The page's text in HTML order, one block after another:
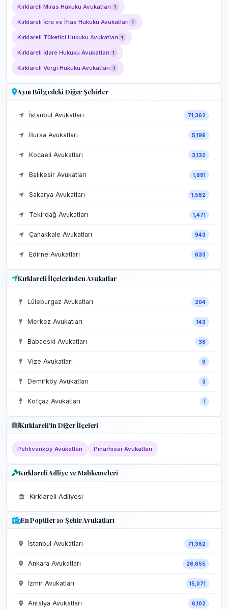
Kırklareli Miras Hukuku Avukatları 1
Kırklareli İcra ve İflas Hukuku Avukatları 1
Kırklareli Tüketici Hukuku Avukatları 1
Kırklareli İdare Hukuku Avukatları 1
Kırklareli Vergi Hukuku Avukatları 1
Aynı Bölgedeki Diğer Şehirler
İstanbul Avukatları 71,362
Bursa Avukatları 5,199
Kocaeli Avukatları 3,132
Balıkesir Avukatları 1,891
Sakarya Avukatları 1,582
Tekirdağ Avukatları 1,471
Çanakkale Avukatları 943
Edirne Avukatları 633
Kırklareli İlçelerinden Avukatlar
Lüleburgaz Avukatları 204
Merkez Avukatları 143
Babaeski Avukatları 38
Vize Avukatları 9
Demirköy Avukatları 3
Kofçaz Avukatları 1
Kırklareli'in Diğer İlçeleri
Pehlivanköy Avukatları Pınarhisar Avukatları
Kırklareli Adliye ve Mahkemeleri
Kırklareli Adliyesi
En Popüler 10 Şehir Avukatları
İstanbul Avukatları 71,362
Ankara Avukatları 26,655
İzmir Avukatları 15,071
Antalya Avukatları 6,102